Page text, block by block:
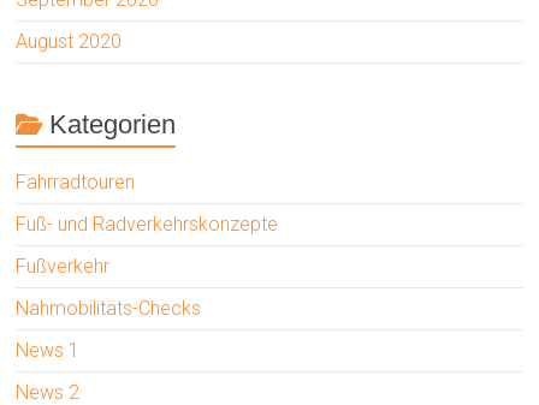
August 2020
Kategorien
Fahrradtouren
Fuß- und Radverkehrskonzepte
Fußverkehr
Nahmobilitäts-Checks
News 1
News 2